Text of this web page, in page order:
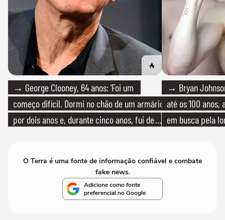
→ George Clooney, 64 anos: 'Foi um
começo difícil. Dormi no chão de um armário
por dois anos e, durante cinco anos, fui de
→ Bryan
até os 100
em busca pela
O Terra é uma fonte de informação confiável e combate
fake news.
Adicione como fonte
preferencial no Google